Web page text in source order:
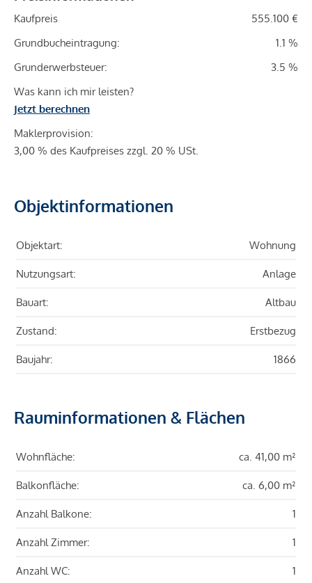
Kaufpreis
555.100 €
Grundbucheintragung:
1.1 %
Grunderwerbsteuer:
3.5 %
Was kann ich mir leisten?
Jetzt berechnen
Maklerprovision:
3,00 % des Kaufpreises zzgl. 20 % USt.
Objektinformationen
Objektart: Wohnung
Nutzungsart: Anlage
Bauart: Altbau
Zustand: Erstbezug
Baujahr: 1866
Rauminformationen & Flächen
Wohnfläche: ca. 41,00 m²
Balkonfläche: ca. 6,00 m²
Anzahl Balkone: 1
Anzahl Zimmer: 1
Anzahl WC: 1